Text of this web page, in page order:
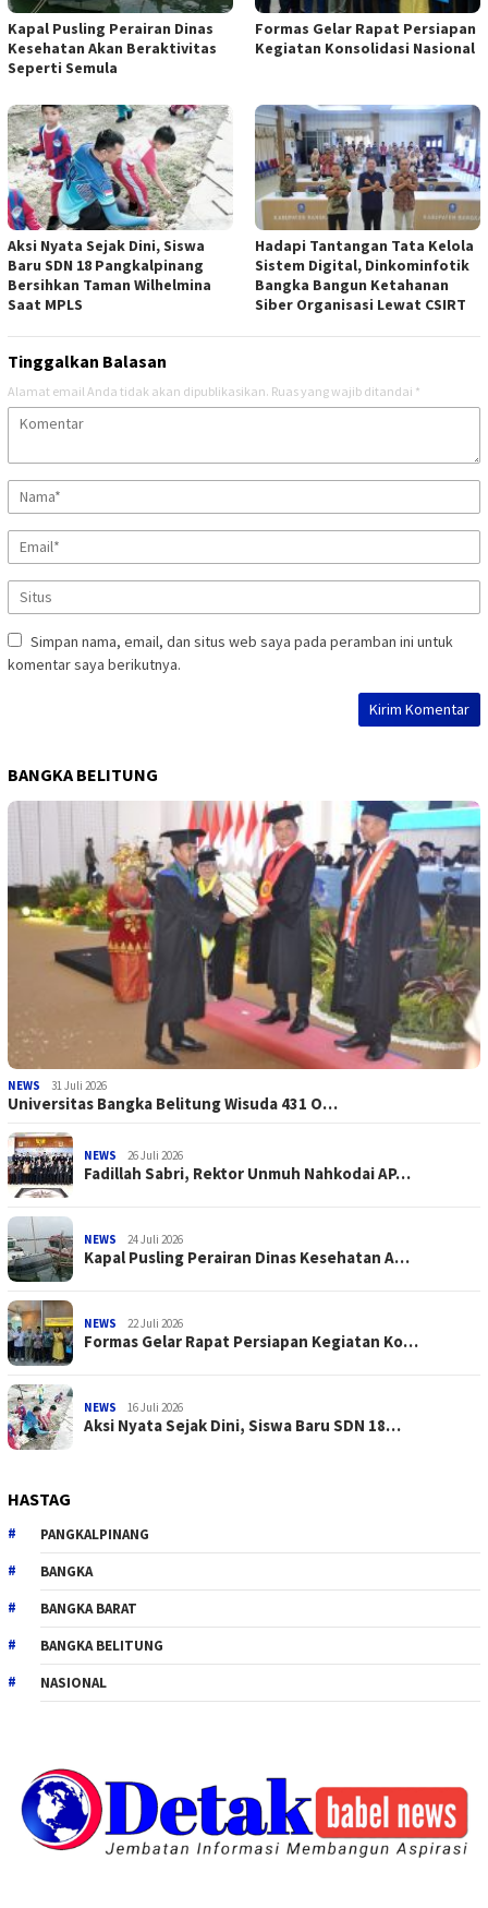
Kapal Pusling Perairan Dinas
Kesehatan Akan Beraktivitas
Seperti Semula
Formas Gelar Rapat Persiapan
Kegiatan Konsolidasi Nasional
Aksi Nyata Sejak Dini, Siswa
Baru SDN 18 Pangkalpinang
Bersihkan Taman Wilhelmina
Saat MPLS
Hadapi Tantangan Tata Kelola
Sistem Digital, Dinkominfotik
Bangka Bangun Ketahanan
Siber Organisasi Lewat CSIRT
Tinggalkan Balasan
Alamat email Anda tidak akan dipublikasikan. Ruas yang wajib ditandai *
Simpan nama, email, dan situs web saya pada peramban ini untuk
komentar saya berikutnya.
BANGKA BELITUNG
NEWS 31 Juli 2026
Universitas Bangka Belitung Wisuda 431 O…
NEWS 26 Juli 2026
Fadillah Sabri, Rektor Unmuh Nahkodai AP…
NEWS 24 Juli 2026
Kapal Pusling Perairan Dinas Kesehatan A…
NEWS 22 Juli 2026
Formas Gelar Rapat Persiapan Kegiatan Ko…
NEWS 16 Juli 2026
Aksi Nyata Sejak Dini, Siswa Baru SDN 18…
HASTAG
PANGKALPINANG
BANGKA
BANGKA BARAT
BANGKA BELITUNG
NASIONAL